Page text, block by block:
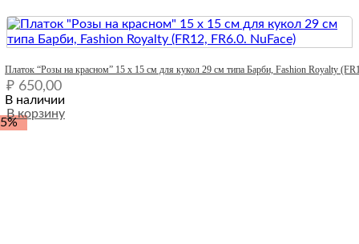
Платок “Розы на красном” 15 х 15 см для кукол 29 см типа Барби, Fashion Royalty
₽ 650,00
В наличии
В корзину